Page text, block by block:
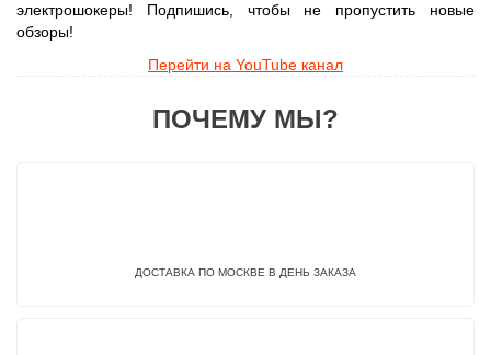
электрошокеры! Подпишись, чтобы не пропустить новые
обзоры!
Перейти на YouTube канал
ПОЧЕМУ МЫ?
ДОСТАВКА ПО МОСКВЕ В ДЕНЬ ЗАКАЗА